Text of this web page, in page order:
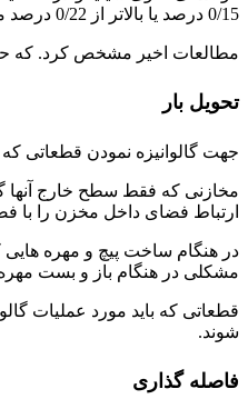
0/15 درصد یا بالاتر از 0/22 درصد می باشد.
مطالعات اخیر مشخص کرد. که
تحویل بار
جهت گالوانیزه نمودن قطعاتی
مخازنی که فقط سطح خارج آنها
ارتباط فضای داخل مخزن را با
در هنگام ساخت پیچ و مهره هایی
مشکلی در هنگام باز و بست مهره
قطعاتی که باید مورد عملیات
شوند.
فاصله گذاری